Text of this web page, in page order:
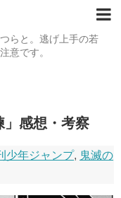
らと。逃げ上手の若
意です。
感想・考察
少年ジャンプ, 鬼滅の